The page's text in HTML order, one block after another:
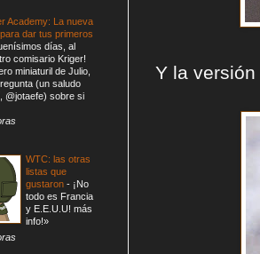
Y la
Academy: La nueva
dar tus primeros
días, al
comisario Kriger!
miniaturil de Julio,
(un saludo
@jotaefe) sobre si
WTC: las otras
listas que
gustaron - ¡No
todo es Francia
y E.E.U.U! más
info!»